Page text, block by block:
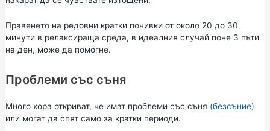
Правенето на редовни кратки почивки от около 20 до 30
минути в релаксираща среда, в идеалния случай поне 3 пъти
на ден, може да помогне.
Проблеми със съня
Много хора откриват, че имат проблеми със съня (безсъние)
или могат да спят само за кратки периоди.